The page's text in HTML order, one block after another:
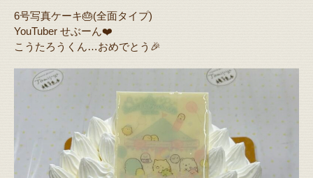
6号写真ケーキ🎂(全面タイプ)
YouTuber せぶーん❤️
こうたろうくん…おめでとう🎉